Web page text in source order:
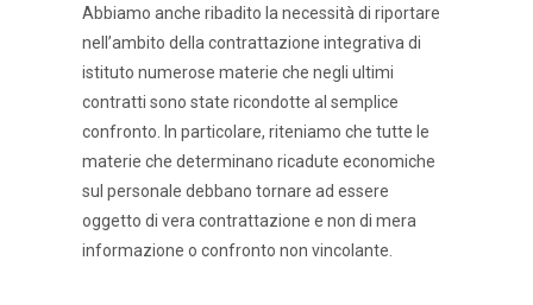
Abbiamo anche ribadito la necessità di riportare
nell’ambito della contrattazione integrativa di
istituto numerose materie che negli ultimi
contratti sono state ricondotte al semplice
confronto. In particolare, riteniamo che tutte le
materie che determinano ricadute economiche
sul personale debbano tornare ad essere
oggetto di vera contrattazione e non di mera
informazione o confronto non vincolante.